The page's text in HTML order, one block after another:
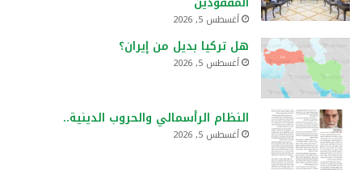
أغسطس 5, 2026
هل تركيا بديل من إيران؟
أغسطس 5, 2026
النظام الرأسمالي والحروب الدينية..
أغسطس 5, 2026